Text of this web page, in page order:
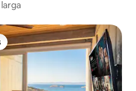
larga